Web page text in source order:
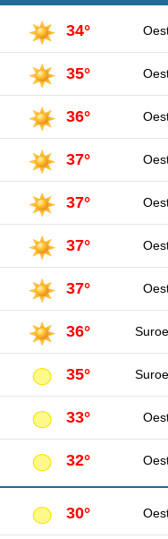
34°
35°
36°
37°
37°
37°
37°
36°
35°
33°
32°
30°